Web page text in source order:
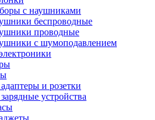
с наушниками
беспроводные
проводные
с шумоподавлением
и розетки
устройства